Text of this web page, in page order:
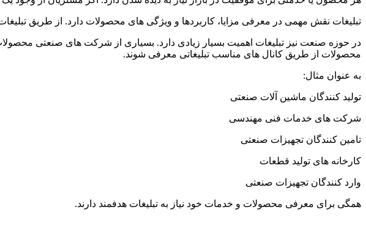
تبلیغات نقش مهمی در معرفی مزایا، کاربردها و ویژگی های محصولات دارد. از طریق
در حوزه صنعت نیز تبلیغات اهمیت بسیار زیادی دارد. بسیاری از شرکت های صنعتی
محصولات از طریق کانال های مناسب تبلیغاتی معرفی شوند.
به عنوان مثال:
تولید کنندگان ماشین آلات صنعتی
شرکت های خدمات فنی مهندسی
تامین کنندگان تجهیزات صنعتی
کارخانه های تولید قطعات
وارد کنندگان تجهیزات صنعتی
همگی برای معرفی محصولات و خدمات خود نیاز به تبلیغات هدفمند دارند.